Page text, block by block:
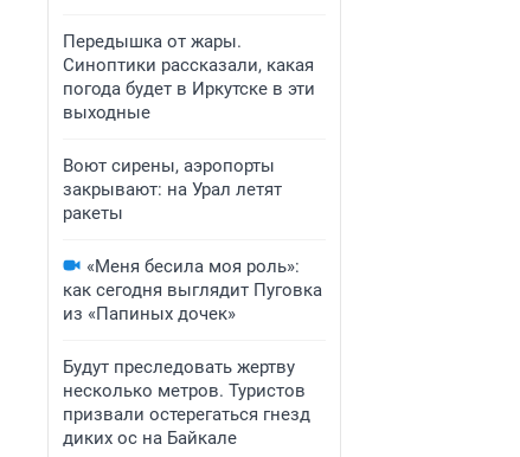
Передышка от жары.
Синоптики рассказали, какая
погода будет в Иркутске в эти
выходные
Воют сирены, аэропорты
закрывают: на Урал летят
ракеты
«Меня бесила моя роль»:
как сегодня выглядит Пуговка
из «Папиных дочек»
Будут преследовать жертву
несколько метров. Туристов
призвали остерегаться гнезд
диких ос на Байкале